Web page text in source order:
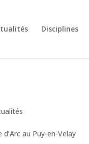
Disciplines
au Puy-en-Velay